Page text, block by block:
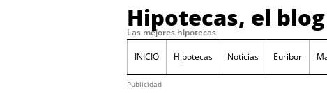
Hipotecas, el
Las mejores hipotecas
INICIO Hipotecas Noticias Euribor
Publicidad
Qué perfiles de
inicio de 2026 21/01/2026
Hipotecas para no
17/01/2026
Cambios fiscales en 2026